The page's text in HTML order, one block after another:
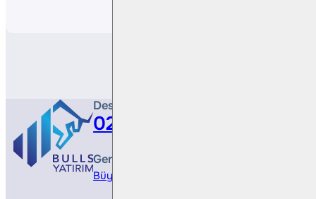
Destek Hattı
0212 410 0500
Genel Müdürlük
Büyükdere Cad. No 173, 1. Levent Plaza, B